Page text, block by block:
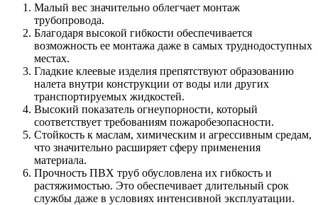
Малый вес значительно облегчает монтаж
трубопровода.
Благодаря высокой гибкости обеспечивается
возможность ее монтажа даже в самых труднодоступных
местах.
Гладкие клеевые изделия препятствуют образованию
налета внутри конструкции от воды или других
транспортируемых жидкостей.
Высокий показатель огнеупорности, который
соответствует требованиям пожаробезопасности.
Стойкость к маслам, химическим и агрессивным средам,
что значительно расширяет сферу применения
материала.
Прочность ПВХ труб обусловлена их гибкость и
растяжимостью. Это обеспечивает длительный срок
службы даже в условиях интенсивной эксплуатации.